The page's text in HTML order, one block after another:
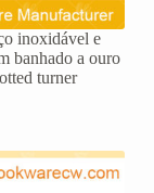
inoxidável e
banhado a ouro
turner